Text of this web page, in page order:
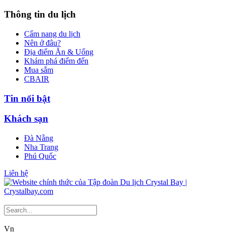
Thông tin du lịch
Cẩm nang du lịch
Nên ở đâu?
Địa điểm Ăn & Uống
Khám phá điểm đến
Mua sắm
CBAIR
Tin nổi bật
Khách sạn
Đà Nẵng
Nha Trang
Phú Quốc
Liên hệ
Vn